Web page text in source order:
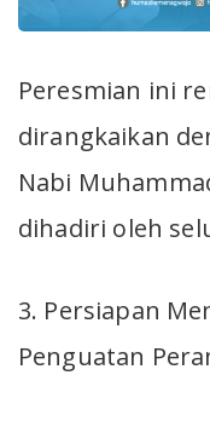
Peresmian ini
dirangkaikan
Nabi
dihadiri oleh
3. Persiapan
Penguatan